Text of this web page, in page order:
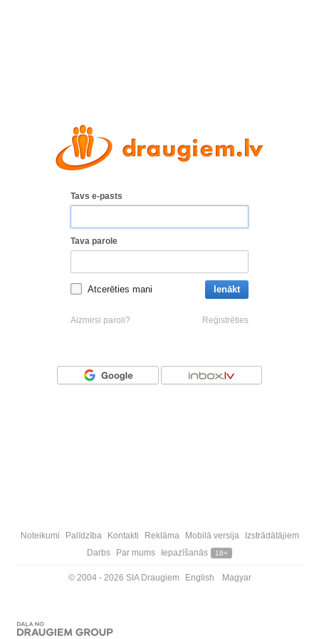
Tavs e-pasts
Tava parole
Atcerēties mani Ienākt
Aizmirsi paroli? Reģistrēties
Noteikumi Palīdzība Kontakti Reklāma Mobilā versija
Izstrādātājiem
Darbs
Par mums Iepazīšanās 18+
© 2004 - 2026 SIA Draugiem English Magyar